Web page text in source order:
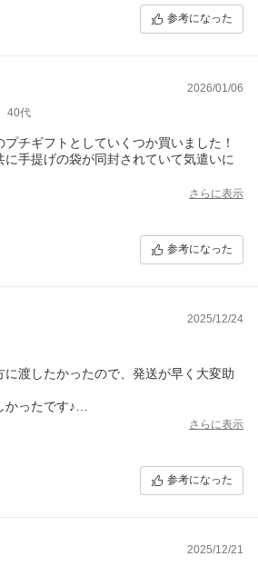
参考になった
2026/01/06
40代
チギフトとしていくつか買いました！
手提げの袋が同封されていて気遣いに
思います。
さらに表示
参考になった
2025/12/24
渡したかったので、発送が早く大変助
かったです♪
文したいと思います。
さらに表示
参考になった
2025/12/21